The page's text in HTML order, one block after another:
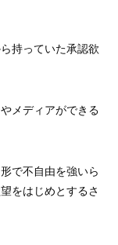
持っていた承認欲
メディアができる
で不自由を強いら
をはじめとするさ